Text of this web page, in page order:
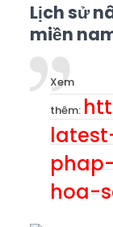
Lịch sử
miền
Xem
thêm:
hoa-